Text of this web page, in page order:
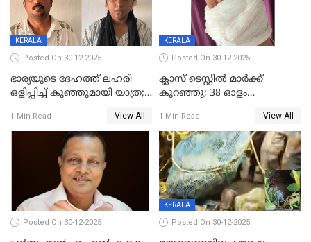
KERALA
Posted On 30-12-2025
ഭാര്യയുടെ ദേഹത്ത് ലഹരി
ഒളിപ്പിച്ച് കുഞ്ഞുമായി യാത്ര;
പിടികൂടി പൊലീസ്
1 Min Read View All
KERALA
Posted On 30-12-2025
ക്ലാസ് ടെസ്റ്റിൽ മാർക്ക്
കുറഞ്ഞു; 38 ഓളം
സെന്ററിലെ അധ്യാപകന്‍
മർദിച്ചതായി പരാതി
1 Min Read View All
Posted On 30-12-2025
KERALA
Posted On 30-12-2025